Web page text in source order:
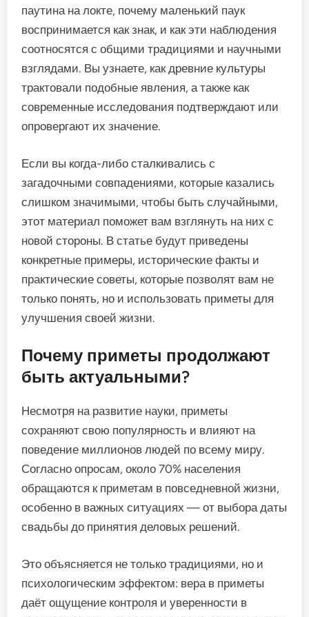
паутина на локте, почему маленький паук
воспринимается как знак, и как эти наблюдения
соотносятся с общими традициями и научными
взглядами. Вы узнаете, как древние культуры
трактовали подобные явления, а также как
современные исследования подтверждают или
опровергают их значение.
Если вы когда-либо сталкивались с
загадочными совпадениями, которые казались
слишком значимыми, чтобы быть случайными,
этот материал поможет вам взглянуть на них с
новой стороны. В статье будут приведены
конкретные примеры, исторические факты и
практические советы, которые позволят вам не
только понять, но и использовать приметы для
улучшения своей жизни.
Почему приметы продолжают
быть актуальными?
Несмотря на развитие науки, приметы
сохраняют свою популярность и влияют на
поведение миллионов людей по всему миру.
Согласно опросам, около 70% населения
обращаются к приметам в повседневной жизни,
особенно в важных ситуациях — от выбора даты
свадьбы до принятия деловых решений.
Это объясняется не только традициями, но и
психологическим эффектом: вера в приметы
даёт ощущение контроля и уверенности в